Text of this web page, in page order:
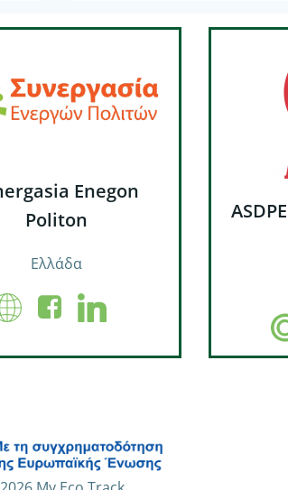
Enegon
Politon
Ελλάδα